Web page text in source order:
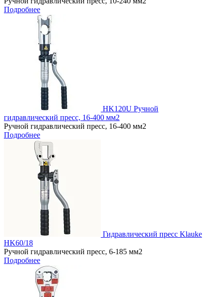
Подробнее
HK120U Ручной
гидравлический пресс, 16-400 мм2
Ручной гидравлический пресс, 16-400 мм2
Подробнее
Гидравлический пресс Klauke
HK60/18
Ручной гидравлический пресс, 6-185 мм2
Подробнее